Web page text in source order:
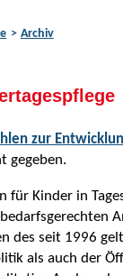
Archiv
zur
gegeben.
für Kinder in
des seit 1996
als auch der